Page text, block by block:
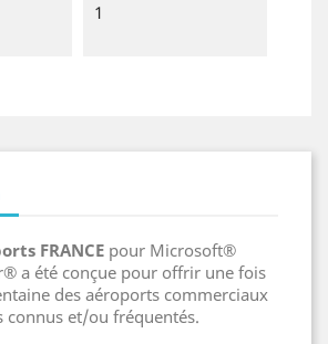
1
FRANCE pour Microsoft®
a été conçue pour offrir une fois
des aéroports commerciaux
connus et/ou fréquentés.